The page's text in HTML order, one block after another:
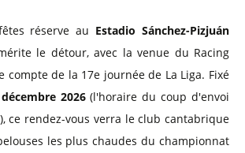
réserve au Estadio Sánchez-Pizjuán
le détour, avec la venue du Racing
compte de la 17e journée de La Liga. Fixé
2026(l'horaire du coup d'envoi
ce rendez-vous verra le club cantabrique
les plus chaudes du championnat